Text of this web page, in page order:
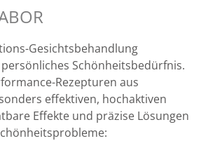
Gesichtsbehandlung
Schönheitsbedürfnis.
Rezepturen aus
effektiven, hochaktiven
Effekte und präzise Lösungen